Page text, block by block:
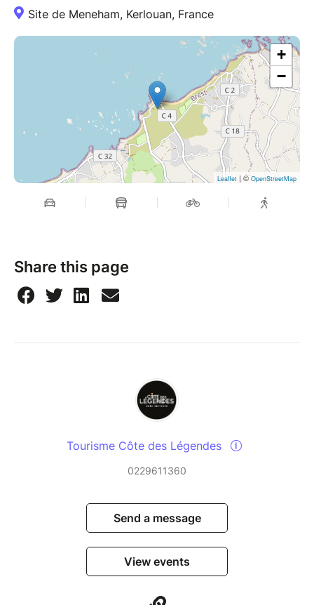
Site de Meneham, Kerlouan, France
+
−
Leaflet | © OpenStreetMap
Share this page
Tourisme Côte des Légendes
0229611360
Send a message
View events